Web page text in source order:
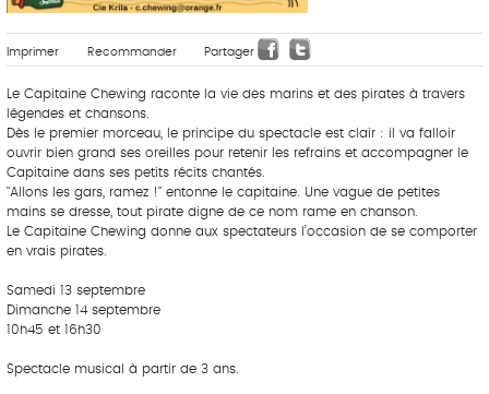
Imprimer Recommander Partager
Le Capitaine Chewing raconte la vie des marins et des pirates à travers
légendes et chansons.
Dès le premier morceau, le principe du spectacle est clair : il va falloir
ouvrir bien grand ses oreilles pour retenir les refrains et accompagner le
Capitaine dans ses petits récits chantés.
"Allons les gars, ramez !" entonne le capitaine. Une vague de petites
mains se dresse, tout pirate digne de ce nom rame en chanson.
Le Capitaine Chewing donne aux spectateurs l’occasion de se comporter
en vrais pirates.
Samedi 13 septembre
Dimanche 14 septembre
10h45 et 16h30
Spectacle musical à partir de 3 ans.